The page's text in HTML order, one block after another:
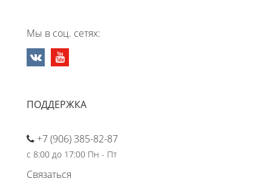
Мы в соц. сетях:
ПОДДЕРЖКА
+7 (906) 385-82-87
с 8:00 до 17:00 Пн - Пт
Связаться